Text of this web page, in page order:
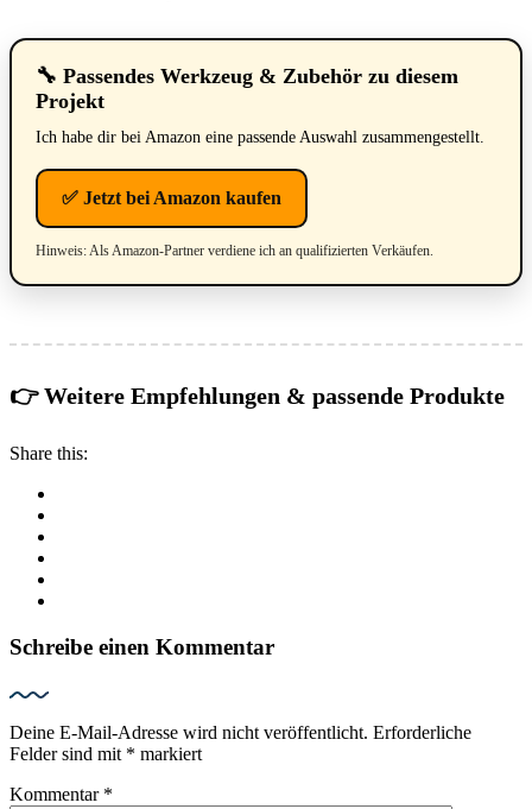
🔧 Passendes Werkzeug & Zubehör zu diesem
Projekt
Ich habe dir bei Amazon eine passende Auswahl zusammengestellt.
✅ Jetzt bei Amazon kaufen
Hinweis: Als Amazon-Partner verdiene ich an qualifizierten Verkäufen.
👉 Weitere Empfehlungen & passende Produkte
Share this:
Schreibe einen Kommentar
Deine E-Mail-Adresse wird nicht veröffentlicht. Erforderliche
Felder sind mit * markiert
Kommentar *